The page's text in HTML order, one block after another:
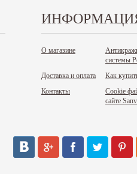
О магазине
системы
Доставка и оплата
Как
Контакты
Cookie
сайте